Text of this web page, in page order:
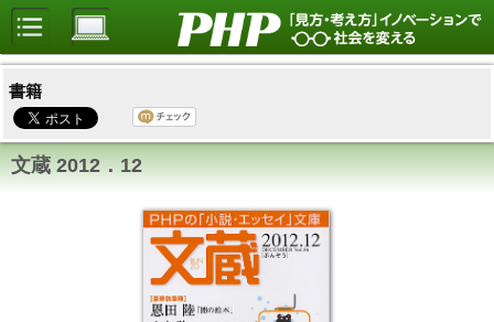
書籍
文蔵 2012．12